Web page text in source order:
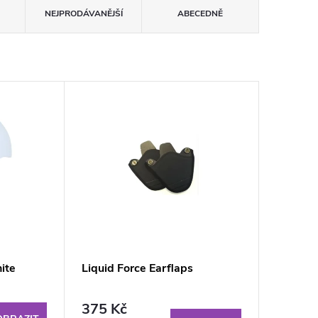
NEJPRODÁVANĚJŠÍ ABECEDNĚ
Liquid Force Earflaps
375 Kč